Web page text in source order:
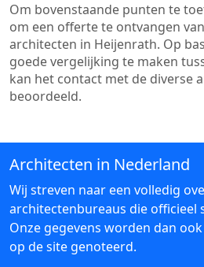
Om bovenstaande punten te
om een offerte te ontvangen
architecten in Heijenrath. Op
goede vergelijking te maken
kan het contact met de diverse
beoordeeld.
Architecten in Nederland
Wij streven naar een volledig
architectenbureaus die officieel
Onze gegevens worden dan
op de site genoteerd.